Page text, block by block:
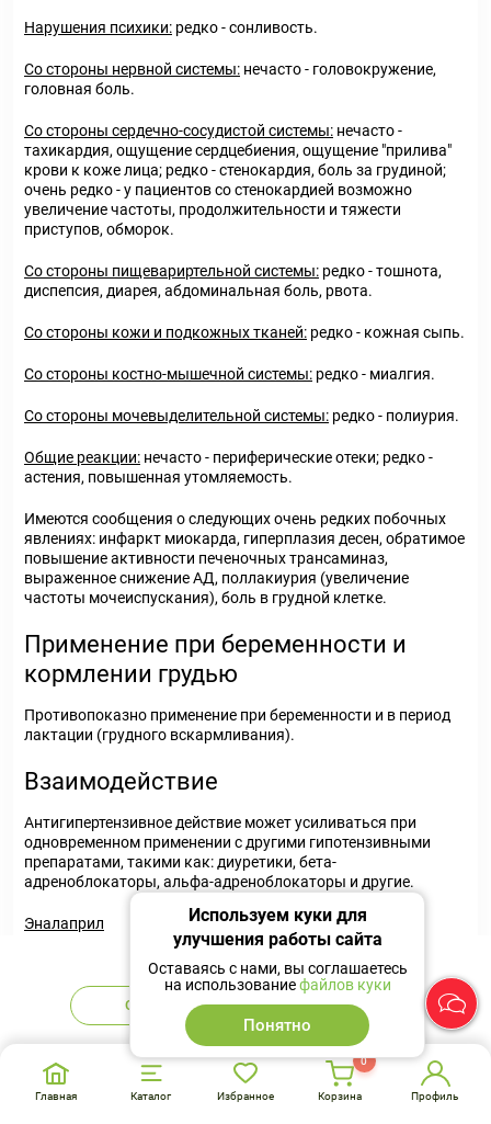
Нет в наличии
Сообщить Аналоги
Нарушения психики: редко - сонливость.
Со стороны нервной системы: нечасто - головокружение,
головная боль.
Со стороны сердечно-сосудистой системы: нечасто -
тахикардия, ощущение сердцебиения, ощущение "прилива"
крови к коже лица; редко - стенокардия, боль за грудиной;
очень редко - у пациентов со стенокардией возможно
увеличение частоты, продолжительности и тяжести
приступов, обморок.
Со стороны пищевариртельной системы: редко - тошнота,
диспепсия, диарея, абдоминальная боль, рвота.
Со стороны кожи и подкожных тканей: редко - кожная сыпь.
Со стороны костно-мышечной системы: редко - миалгия.
Со стороны мочевыделительной системы: редко - полиурия.
Общие реакции: нечасто - периферические отеки; редко -
астения, повышенная утомляемость.
Имеются сообщения о следующих очень редких побочных
явлениях: инфаркт миокарда, гиперплазия десен, обратимое
повышение активности печеночных трансаминаз,
выраженное снижение АД, поллакиурия (увеличение
частоты мочеиспускания), боль в грудной клетке.
Применение при беременности и
кормлении грудью
Противопоказно применение при беременности и в период
лактации (грудного вскармливания).
Взаимодействие
Антигипертензивное действие может усиливаться при
одновременном применении с другими гипотензивными
препаратами, такими как: диуретики, бета-
адреноблокаторы, альфа-адреноблокаторы и другие.
Эналаприл
Риск развития артериальной гипотензии,
гиперкалиемии и нарушений функции почек (в том
числе острой почечной недостаточности) выше в
случае двойной блокады РААС, то есть при
одновременном применении антагонистов рецепторов
ангиотензина II (АРА II), ингибиторов АПФ или
алискирена, в сравнении с применением препарата
одной из перечисленных групп.
Главная Каталог Избранное Корзина
0
Профиль
Используем куки для
улучшения работы сайта
Оставаясь с нами, вы соглашаетесь
на использованиефайлов куки
Понятно